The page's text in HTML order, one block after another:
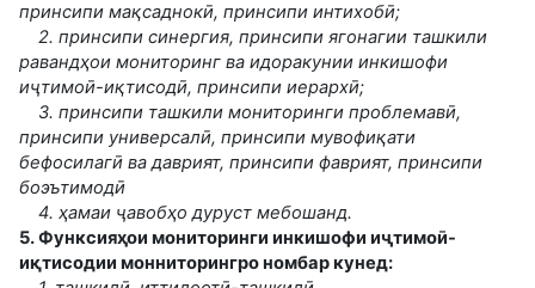
принсипи мақсаднокӣ, принсипи интихобӣ;
2. принсипи синергия, принсипи ягонагии ташкили
равандҳои мониторинг ва идоракунии инкишофи
иҷтимоӣ-иқтисодӣ, принсипи иерархӣ;
3. принсипи ташкили мониторинги проблемавӣ,
принсипи универсалӣ, принсипи мувофиқати
бефосилагӣ ва даврият, принсипи фаврият, принсипи
боэътимодӣ
4. ҳамаи ҷавобҳо дуруст мебошанд.
5. Функсияҳои мониторинги инкишофи иҷтимоӣ-
иқтисодии монниторингро номбар кунед: